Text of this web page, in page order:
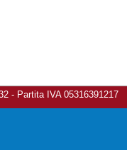
- Partita IVA 05316391217